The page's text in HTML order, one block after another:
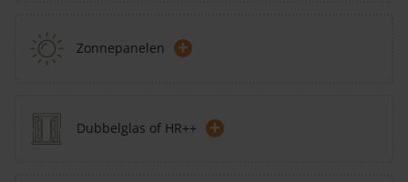
Zonnepanelen +
Dubbelglas of HR++ +